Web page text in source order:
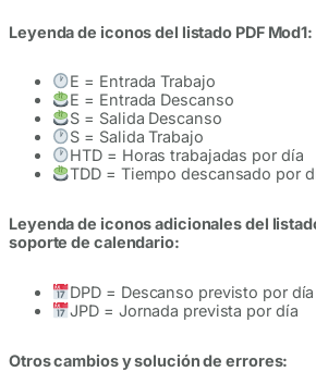
Leyenda de iconos del listado PDF Mod1:
E = Entrada Trabajo
E = Entrada Descanso
S = Salida Descanso
S = Salida Trabajo
HTD = Horas trabajadas por día
TDD = Tiempo descansado por
Leyenda de iconos adicionales del
soporte de calendario:
DPD = Descanso previsto por día
JPD = Jornada prevista por día
Otros cambios y solución de errores: